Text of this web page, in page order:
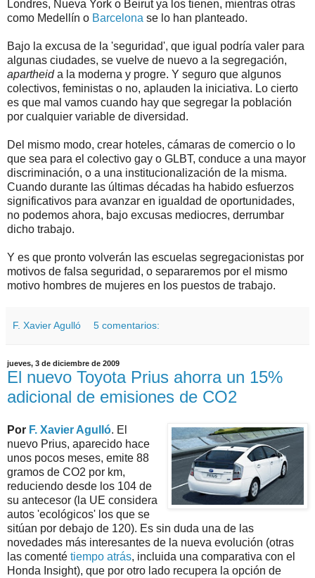
Londres, Nueva York o Beirut ya los tienen, mientras otras
como Medellín o Barcelona se lo han planteado.
Bajo la excusa de la 'seguridad', que igual podría valer para
algunas ciudades, se vuelve de nuevo a la segregación,
apartheida la moderna y progre. Y seguro que algunos
colectivos, feministas o no, aplauden la iniciativa. Lo cierto
es que mal vamos cuando hay que segregar la población
por cualquier variable de diversidad.
Del mismo modo, crear hoteles, cámaras de comercio o lo
que sea para el colectivo gay o GLBT, conduce a una mayor
discriminación, o a una institucionalización de la misma.
Cuando durante las últimas décadas ha habido esfuerzos
significativos para avanzar en igualdad de oportunidades,
no podemos ahora, bajo excusas mediocres, derrumbar
dicho trabajo.
Y es que pronto volverán las escuelas segregacionistas por
motivos de falsa seguridad, o separaremos por el mismo
motivo hombres de mujeres en los puestos de trabajo.
F. Xavier Agulló 5 comentarios:
jueves, 3 de diciembre de 2009
El nuevo Toyota Prius ahorra un 15%
adicional de emisiones de CO2
Por F. Xavier Agulló. El
nuevo Prius, aparecido hace
unos pocos meses, emite 88
gramos de CO2 por km,
reduciendo desde los 104 de
su antecesor (la UE considera
autos 'ecológicos' los que se
sitúan por debajo de 120). Es sin duda una de las
novedades más interesantes de la nueva evolución (otras
las comenté tiempo atrás, incluida una comparativa con el
Honda Insight), que por otro lado recupera la opción de